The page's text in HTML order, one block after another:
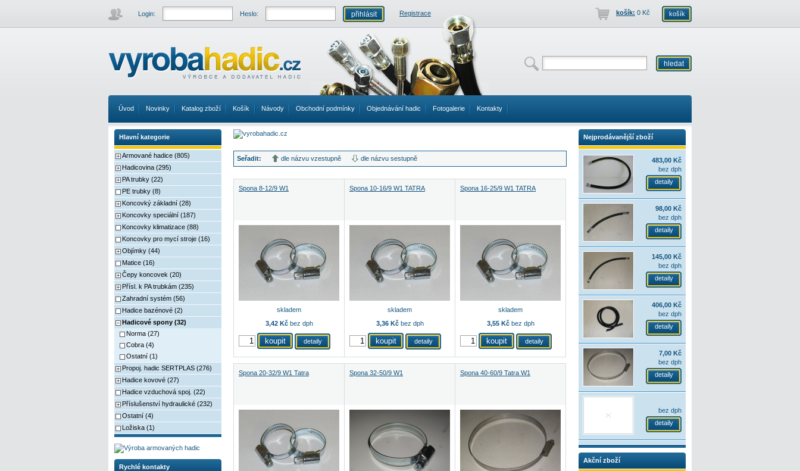
košík: 0 Kč košík
Login: Heslo: Registrace
Úvod Novinky Katalog zboží Košík Návody Obchodní podmínky Objednávání hadic Fotogalerie Kontakty
Hlavní kategorie
Armované hadice (805)
Hadicovina (295)
PA trubky (22)
PE trubky (8)
Koncovký základní (28)
Koncovky speciální (187)
Koncovky klimatizace (88)
Koncovky pro mycí stroje (16)
Objímky (44)
Matice (16)
Čepy koncovek (20)
Přísl. k PA trubkám (235)
Zahradní systém (56)
Hadice bazénové (2)
Hadicové spony (32)
Norma (27)
Cobra (4)
Ostatní (1)
Propoj. hadic SERTPLAS (276)
Hadice kovové (27)
Hadice vzduchová spoj. (22)
Příslušenství hydraulické (232)
Ostatní (4)
Ložiska (1)
Rychlé kontakty
Nejprodávanější zboží
483,00 Kč
bez dph
detaily
98,00 Kč
bez dph
detaily
145,00 Kč
bez dph
detaily
406,00 Kč
bez dph
detaily
7,00 Kč
bez dph
detaily
bez dph
detaily
Akční zboží
Seřadit: dle názvu vzestupně dle názvu sestupně
Spona 8-12/9 W1
skladem
3,42 Kčbez dph
detaily
Spona 10-16/9 W1 TATRA
skladem
3,36 Kčbez dph
detaily
Spona 16-25/9 W1 TATRA
skladem
3,55 Kčbez dph
detaily
Spona 20-32/9 W1 Tatra Spona 32-50/9 W1 Spona 40-60/9 Tatra W1